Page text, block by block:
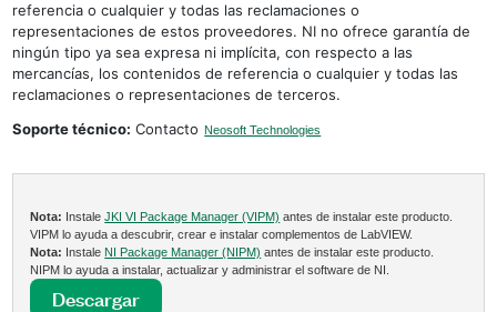
referencia o cualquier y todas las reclamaciones o
representaciones de estos proveedores. NI no ofrece garantía de
ningún tipo ya sea expresa ni implícita, con respecto a las
mercancías, los contenidos de referencia o cualquier y todas las
reclamaciones o representaciones de terceros.
Soporte técnico: Contacto Neosoft Technologies
Nota: InstaleJKI VI Package Manager (VIPM) antes de instalar este producto.
VIPM lo ayuda a descubrir, crear e instalar complementos de LabVIEW.
Nota: Instale NI Package Manager (NIPM) antes de instalar este producto.
NIPM lo ayuda a instalar, actualizar y administrar el software de NI.
Descargar